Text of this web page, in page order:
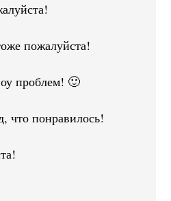
пожалуйста!
проблем! 🙂
что понравилось!